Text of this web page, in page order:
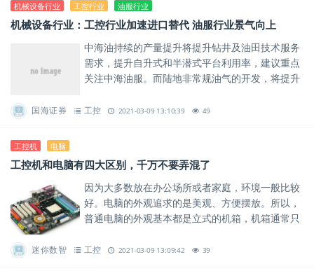
机械设备行业 工控行业 油服行业
机械设备行业：工控行业加速进口替代 油服行业景气向上
中海油持续的产量提升将提升钻井及油田技术服务
需求，提升自升式和半潜式平台利用率，建议重点
关注中海油服。而陆地非常规油气的开发，将提升
份。
国海证券 工控 2021-03-09 13:10:39 49
工控机 电脑
工控机和电脑有四大区别，千万不要弄混了
因为大多数放在办公场所或者家庭，环境一般比较
好。电脑的外观追求的是美观、方便摆放。所以，
普通电脑的外观基本都是立式的机箱，机箱通常只
热风扇。
迷你数智 工控 2021-03-09 13:09:42 39